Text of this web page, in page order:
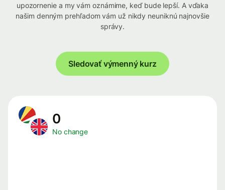
upozornenie a my vám oznámime, keď bude lepší. A vďaka
našim denným prehľadom vám už nikdy neuniknú najnovšie
správy.
Sledovať výmenný kurz
0
No change